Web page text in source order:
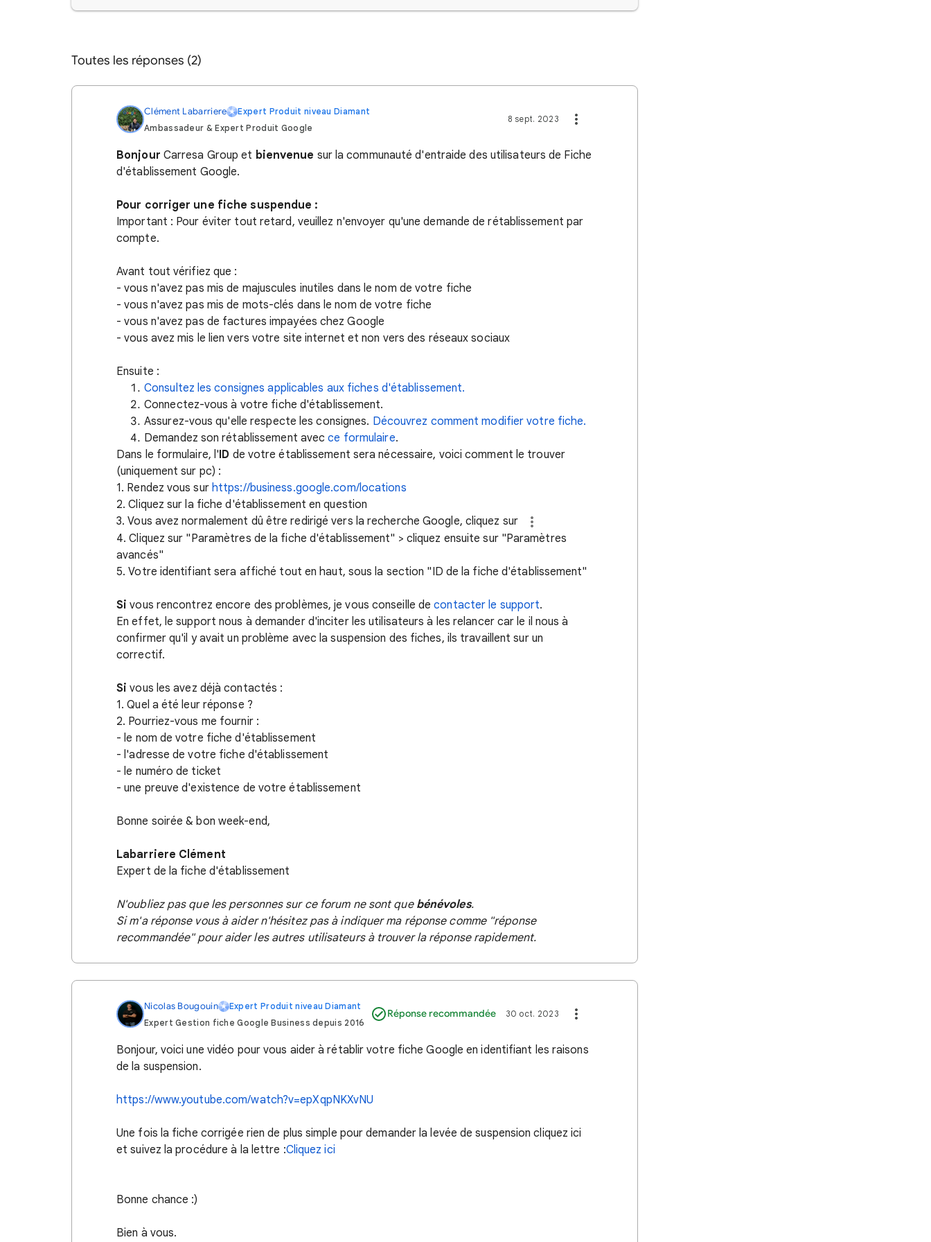
Toutes les réponses (2)
Clément Labarriere
Expert Produit niveau Diamant
Ambassadeur & Expert Produit Google
8 sept. 2023
Bonjour Carresa Group et bienvenue sur la communauté d'entraide des utilisateurs de Fiche
d'établissement Google.
Pour corriger une fiche suspendue :
Important : Pour éviter tout retard, veuillez n'envoyer qu'une demande de rétablissement par
compte.
Avant tout vérifiez que :
- vous n'avez pas mis de majuscules inutiles dans le nom de votre fiche
- vous n'avez pas mis de mots-clés dans le nom de votre fiche
- vous n'avez pas de factures impayées chez Google
- vous avez mis le lien vers votre site internet et non vers des réseaux sociaux
Ensuite :
Consultez les consignes applicables aux fiches d'établissement.
Connectez-vous à votre fiche d'établissement.
Assurez-vous qu'elle respecte les consignes. Découvrez comment modifier votre fiche.
Demandez son rétablissement avecce formulaire.
Dans le formulaire, l'ID de votre établissement sera nécessaire, voici comment le trouver
(uniquement sur pc) :
1. Rendez vous sur https://business.google.com/locations
2. Cliquez sur la fiche d'établissement en question
3. Vous avez normalement dû être redirigé vers la recherche Google, cliquez sur
4. Cliquez sur "Paramètres de la fiche d'établissement" > cliquez ensuite sur "Paramètres
avancés"
5. Votre identifiant sera affiché tout en haut, sous la section "ID de la fiche d'établissement"
Si vous rencontrez encore des problèmes, je vous conseille decontacter le support.
En effet, le support nous à demander d'inciter les utilisateurs à les relancer car le il nous à
confirmer qu'il y avait un problème avec la suspension des fiches, ils travaillent sur un
correctif.
Si vous les avez déjà contactés :
1. Quel a été leur réponse ?
2. Pourriez-vous me fournir :
- le nom de votre fiche d'établissement
- l'adresse de votre fiche d'établissement
- le numéro de ticket
- une preuve d'existence de votre établissement
Bonne soirée & bon week-end,
Labarriere Clément
Expert de la fiche d'établissement
N'oubliez pas que les personnes sur ce forum ne sont que bénévoles.
Si m'a réponse vous à aider n'hésitez pas à indiquer ma réponse comme "réponse
recommandée" pour aider les autres utilisateurs à trouver la réponse rapidement.
Nicolas Bougouin
Expert Produit niveau Diamant
Expert Gestion fiche Google Business depuis 2016
Réponse recommandée 30 oct. 2023
Bonjour, voici une vidéo pour vous aider à rétablir votre fiche Google en identifiant les raisons
de la suspension.
https://www.youtube.com/watch?v=epXqpNKXvNU
Une fois la fiche corrigée rien de plus simple pour demander la levée de suspension cliquez ici
et suivez la procédure à la lettre :Cliquez ici
Bonne chance :)
Bien à vous.